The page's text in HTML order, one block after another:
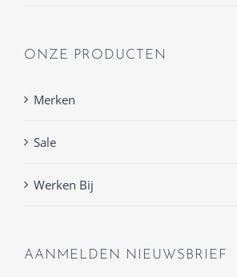
ONZE PRODUCTEN
Merken
Sale
Werken Bij
AANMELDEN NIEUWSBRIEF